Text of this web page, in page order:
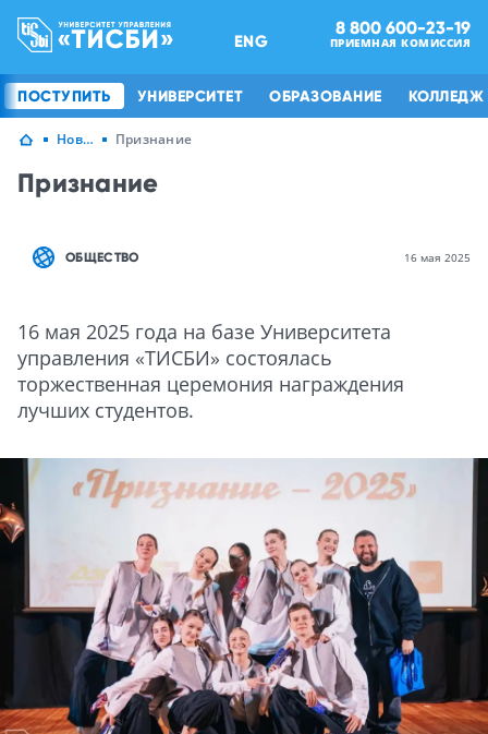
ENG
8 800 600-23-19
ПРИЕМНАЯ КОМИССИЯ
ПОСТУПИТЬ УНИВЕРСИТЕТ ОБРАЗОВАНИЕ КОЛЛЕДЖ
Новости Признание
Признание
ОБЩЕСТВО 16 мая 2025
16 мая 2025 года на базе Университета
управления «ТИСБИ» состоялась
торжественная церемония награждения
лучших студентов.